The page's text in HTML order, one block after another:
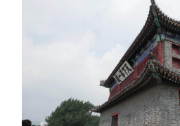
书画
视频
法律 中央文件